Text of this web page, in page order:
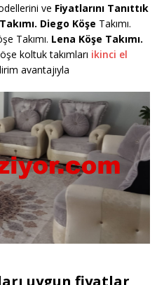
ve Fiyatlarını Tanıttık
Diego Köşe Takımı.
Takımı. Lena Köşe Takımı.
koltuk takımları ikinci el
avantajıyla